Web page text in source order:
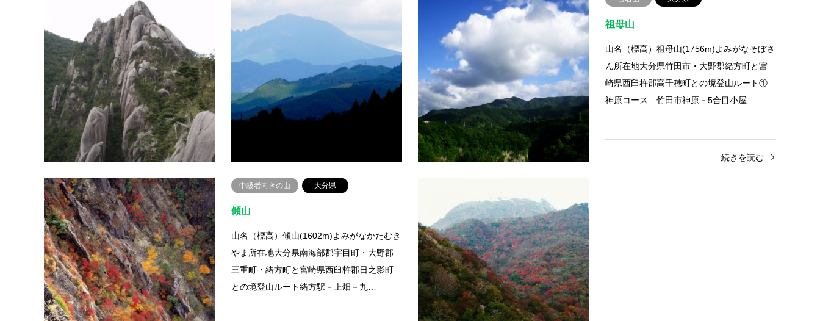
大崩山
山名（標高）大崩山(1643m)よみがなおおく
えやま所在地宮崎県延岡市登山ルート上祝
子－大崩山登山にかかる時間約4時間30分ア
クセス電車・バス：延岡駅から上…
山名（標高）市房山(1721m)よみがないちふ
さやま所在地宮崎県児湯郡西米良村・東臼
杵郡椎葉村と熊本県球磨郡水上村との境登
山ルート市房登山口－市房神社－市…
続きを読む
祖母山
山名（標高）祖母山(1756m)よみがなそぼさ
ん所在地大分県竹田市・大野郡緒方町と宮
崎県西臼杵郡高千穂町との境登山ルート①
神原コース 竹田市神原－5合目小屋…
続きを読む
中級者向きの山 大分県
傾山
山名（標高）傾山(1602m)よみがなかたむき
やま所在地大分県南海部郡宇目町・大野郡
三重町・緒方町と宮崎県西臼杵郡日之影町
との境登山ルート緒方駅－上畑－九…